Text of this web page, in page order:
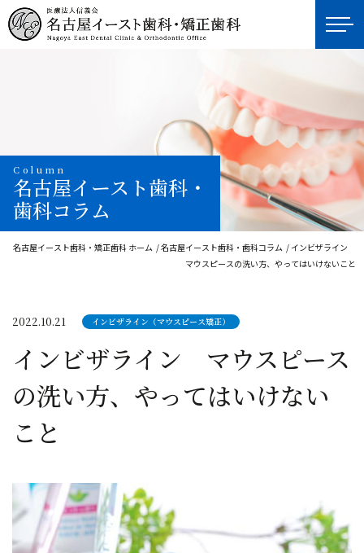
Column
名古屋イースト歯科・
歯科コラム
名古屋イースト歯科・矯正歯科 ホーム 名古屋イースト歯科・歯科コラム
インビザライン
マウスピースの洗い方、やってはいけないこと
2022.10.21 インビザライン（マウスピース矯正）
インビザライン マウスピース
の洗い方、やってはいけない
こと